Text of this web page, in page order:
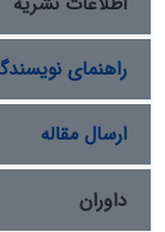
راهنمای
ارسال مقاله
داوران